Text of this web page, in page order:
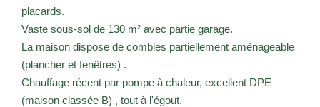
placards.
Vaste sous-sol de 130 m² avec partie garage.
La maison dispose de combles partiellement aménageable
(plancher et fenêtres) .
Chauffage récent par pompe à chaleur, excellent DPE
(maison classée B) , tout à l'égout.